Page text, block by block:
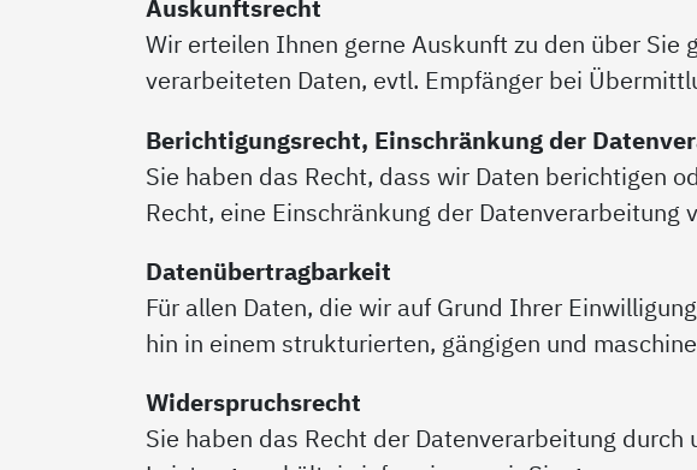
Auskunftsrecht
Wir erteilen Ihnen gerne Auskunft zu den über
verarbeiteten Daten, evtl. Empfänger bei
Berichtigungsrecht, Einschränkung der
Sie haben das Recht, dass wir Daten berichtigen
Recht, eine Einschränkung der Datenverarbeitung
Datenübertragbarkeit
Für allen Daten, die wir auf Grund Ihrer
hin in einem strukturierten, gängigen und
Widerspruchsrecht
Sie haben das Recht der Datenverarbeitung